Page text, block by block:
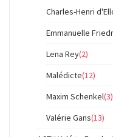
Charles-Henri
Emmanuelle
Lena Rey(2)
Malédicte(12)
Maxim Schenkel(3)
Valérie Gans(13)